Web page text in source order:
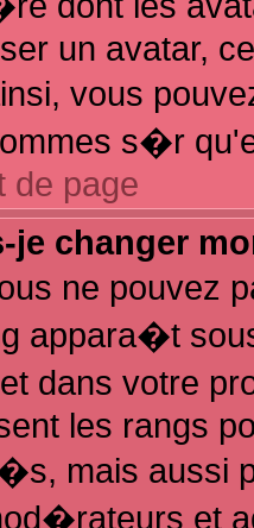
un avatar,
vous
s�r
de page
je changer
ne pouvez
appara�t
dans votre
les rangs
mais aussi
et